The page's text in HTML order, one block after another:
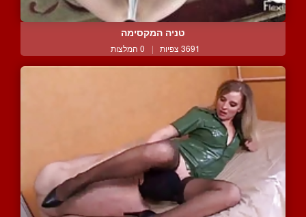
טניה המקסימה
3691 צפיות | 0 המלצות